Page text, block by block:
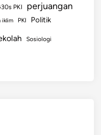
PKI perjuangan
iklim PKI Politik
Sosiologi